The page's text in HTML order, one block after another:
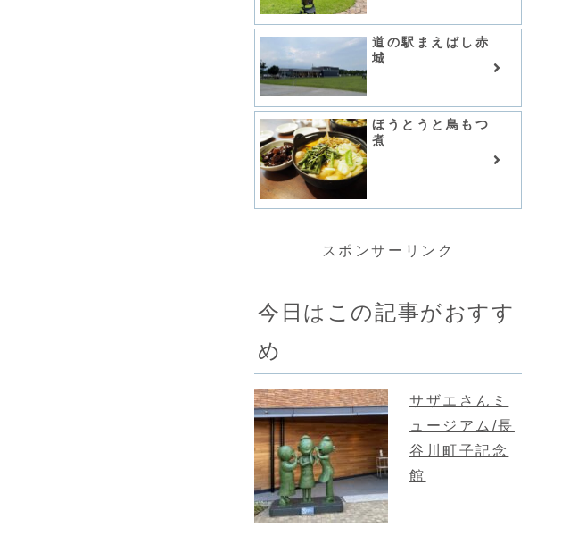
道の駅まえばし赤
城
ほうとうと鳥もつ
煮
スポンサーリンク
今日はこの記事がおすす
め
サザエさんミ
ュージアム/長
谷川町子記念
館